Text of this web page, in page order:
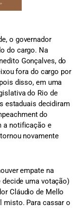
o governador
do cargo. Na
Gonçalves, do
fora do cargo por
disso, em uma
do Rio de
estaduais decidiram
do
a notificação e
novamente
empate na
uma votação)
Cláudio de Mello
misto. Para cassar o